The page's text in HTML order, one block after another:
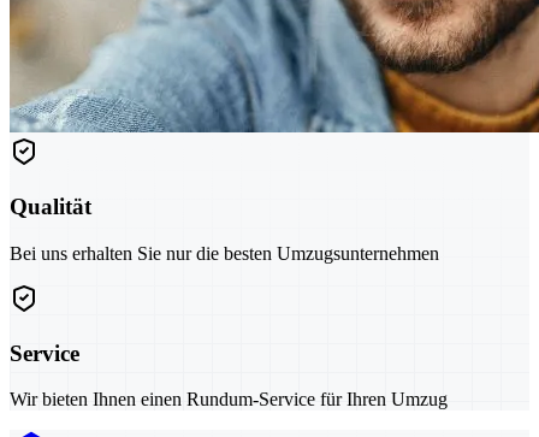
Qualität
Bei uns erhalten Sie nur die besten Umzugsunternehmen
Service
Wir bieten Ihnen einen Rundum-Service für Ihren Umzug